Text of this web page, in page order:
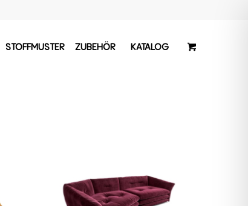
STOFFMUSTER ZUBEHÖR KATALOG